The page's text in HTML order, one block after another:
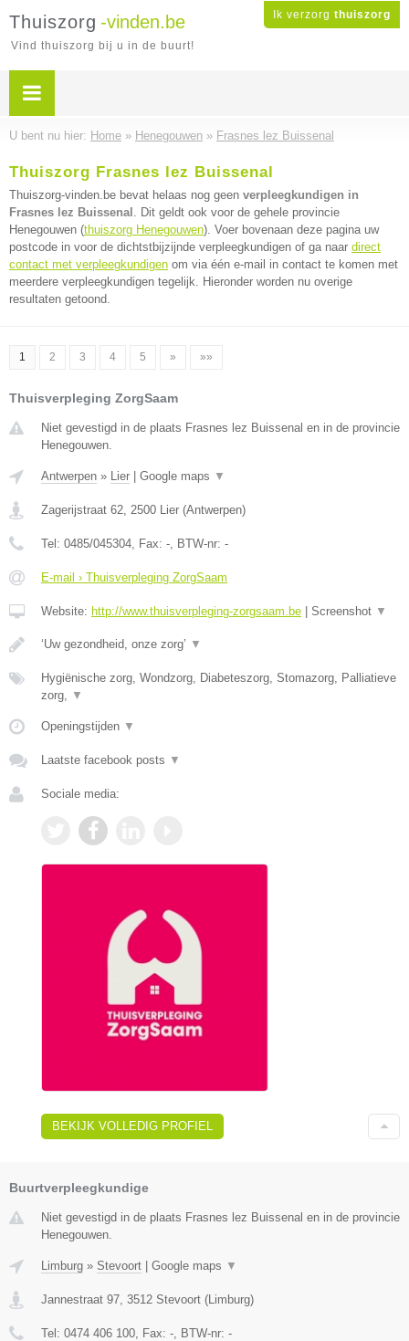
Ik verzorg thuiszorg
Thuiszorg -vinden.be
Vind thuiszorg bij u in de buurt!
U bent nu hier: Home » Henegouwen » Frasnes lez Buissenal
Thuiszorg Frasnes lez Buissenal
Thuiszorg-vinden.be bevat helaas nog geen verpleegkundigen in
Frasnes lez Buissenal . Dit geldt ook voor de gehele provincie
Henegouwen (thuiszorg Henegouwen). Voer bovenaan deze pagina uw
postcode in voor de dichtstbijzijnde verpleegkundigen of ga naar direct
contact met verpleegkundigen om via één e-mail in contact te komen met
meerdere verpleegkundigen tegelijk. Hieronder worden nu overige
resultaten getoond.
1 2 3 4 5 » »»
Thuisverpleging ZorgSaam
Niet gevestigd in de plaats Frasnes lez Buissenal en in de provincie
Henegouwen.
Antwerpen » Lier Google maps ▼
Zagerijstraat 62, 2500 Lier (Antwerpen)
Tel: 0485/045304, Fax: -, BTW-nr: -
E-mail › Thuisverpleging ZorgSaam
Website: http://www.thuisverpleging-zorgsaam.be Screenshot ▼
‘Uw gezondheid, onze zorg’ ▼
Hygiënische zorg, Wondzorg, Diabeteszorg, Stomazorg, Palliatieve
zorg, ▼
Openingstijden ▼
Laatste facebook posts ▼
Sociale media:
BEKIJK VOLLEDIG PROFIEL
Buurtverpleegkundige
Niet gevestigd in de plaats Frasnes lez Buissenal en in de provincie
Henegouwen.
Limburg » Stevoort Google maps ▼
Jannestraat 97 3512 Stevoort ( Limburg)
Tel: 0474 406 100 , Fax: - , BTW-nr: -